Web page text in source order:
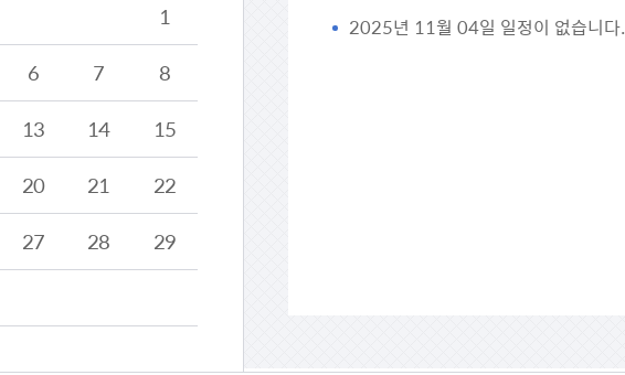
1
6 7
8
13 14
15
20 21
22
27 28
29
2025년 11월 04일 일정이 없습니다.